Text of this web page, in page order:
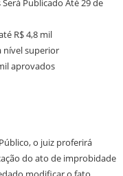
R$ 4,8 mil
nível superior
aprovados
o juiz proferirá
do ato de improbidade